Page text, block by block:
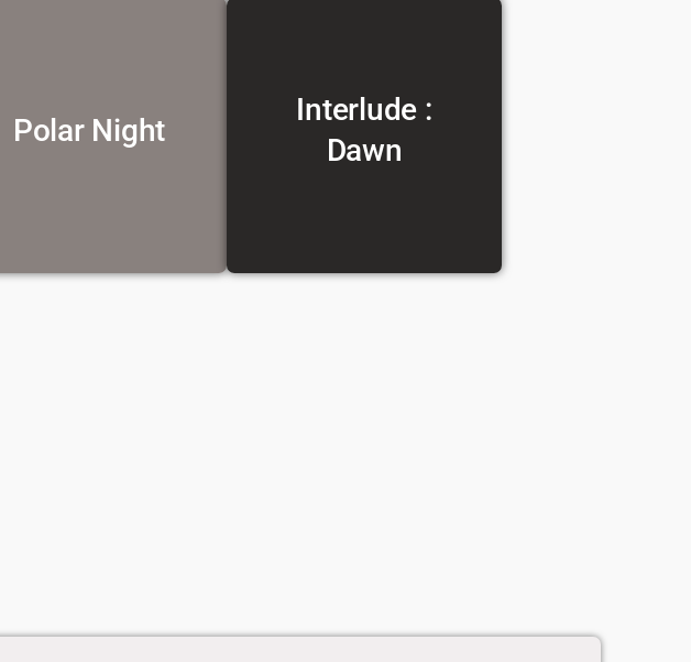
Polar Night
Voir la traduction
Interlude :
Dawn
Instrumentale